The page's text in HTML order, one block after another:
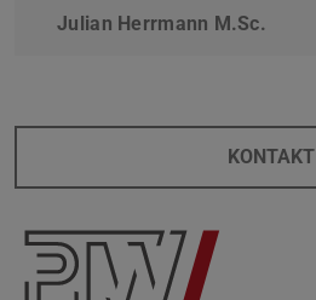
Julian Herrmann M.Sc.
KONTAKT